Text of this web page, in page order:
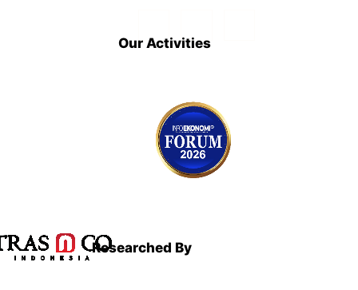
Our Activities
Researched By